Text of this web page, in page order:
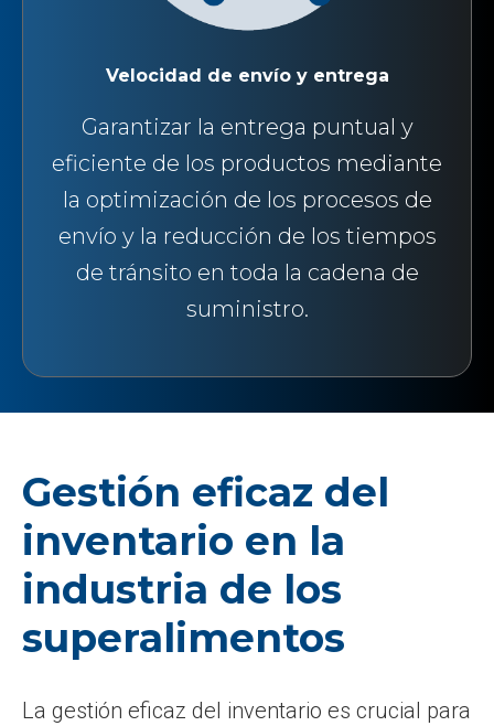
Velocidad de envío y entrega
Garantizar la entrega puntual y
eficiente de los productos mediante
la optimización de los procesos de
envío y la reducción de los tiempos
de tránsito en toda la cadena de
suministro.
Gestión eficaz del
inventario en la
industria de los
superalimentos
La gestión eficaz del inventario es crucial para